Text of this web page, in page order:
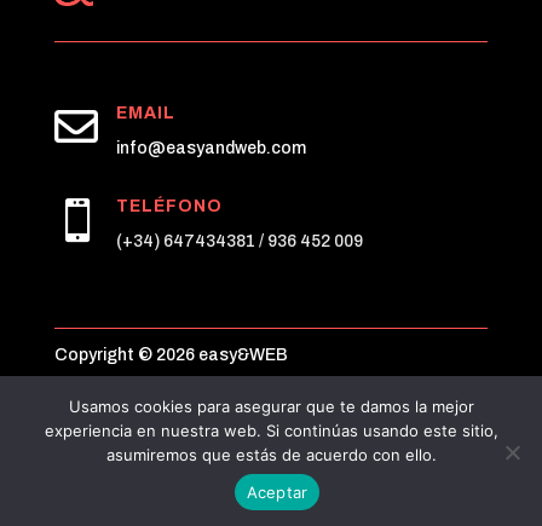

EMAIL
info@easyandweb.com

TELÉFONO
(+34) 647434381 / 936 452 009
Copyright © 2026 easy&WEB
Aviso legal| Política de privacidad| Cookies
Usamos cookies para asegurar que te damos la mejor
experiencia en nuestra web. Si continúas usando este sitio,
asumiremos que estás de acuerdo con ello.
Aceptar